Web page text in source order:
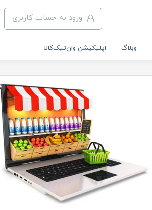
ورود به حساب کاربری
وبلاگ اپلیکیشن وان‌تیک‌کالا‌